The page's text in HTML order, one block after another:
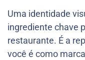
Uma identidade
ingrediente chave
restaurante. É a
você é como